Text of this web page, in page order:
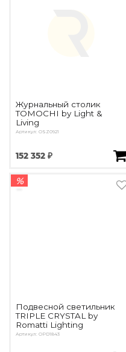
Журнальный столик
TOMOCHI by Light &
Living
Артикул: OSZ0921
152 352 ₽
%
Подвесной светильник
TRIPLE CRYSTAL by
Romatti Lighting
Артикул: OPD1843